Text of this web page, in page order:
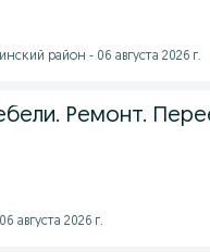
район - 06 августа 2026 г.
Ремонт.
августа 2026 г.